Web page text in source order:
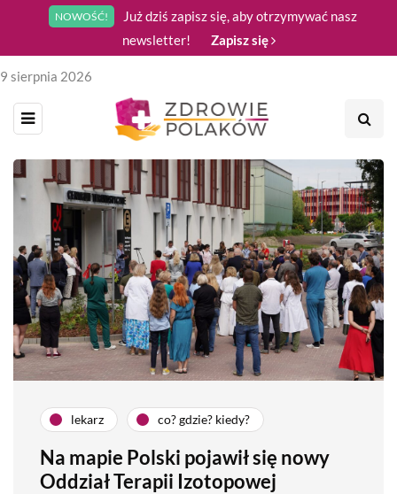
NOWOŚĆ!
Już dziś zapisz się, aby otrzymywać nasz
newsletter!
Zapisz się
9 sierpnia 2026
lekarz co? gdzie? kiedy?
Na mapie Polski pojawił się nowy
Oddział Terapii Izotopowej